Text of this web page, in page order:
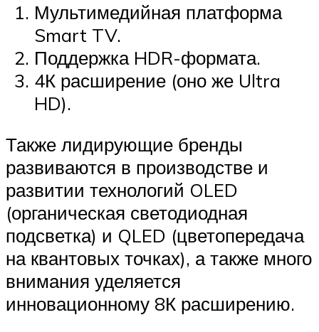
Мультимедийная платформа
Smart TV.
Поддержка HDR-формата.
4К расширение (оно же Ultra
HD).
Также лидирующие бренды
развиваются в производстве и
развитии технологий OLED
(органическая светодиодная
подсветка) и QLED (цветопередача
на квантовых точках), а также много
внимания уделяется
инновационному 8К расширению.